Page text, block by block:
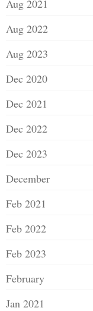
Aug 2021
Aug 2022
Aug 2023
Dec 2020
Dec 2021
Dec 2022
Dec 2023
December
Feb 2021
Feb 2022
Feb 2023
February
Jan 2021